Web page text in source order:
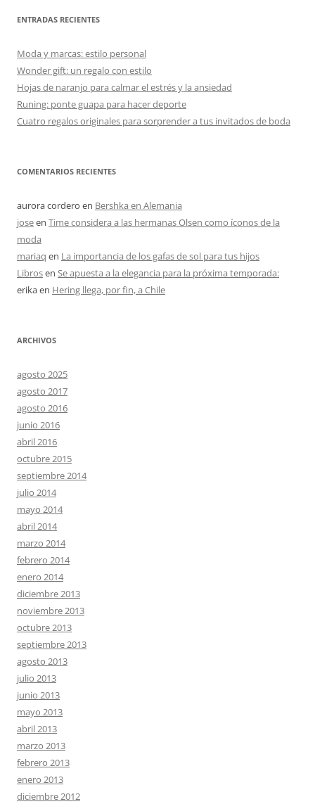
ENTRADAS RECIENTES
Moda y marcas: estilo personal
Wonder gift: un regalo con estilo
Hojas de naranjo para calmar el estrés y la ansiedad
Runing: ponte guapa para hacer deporte
Cuatro regalos originales para sorprender a tus invitados de boda
COMENTARIOS RECIENTES
aurora cordero en Bershka en Alemania
joseen Time considera a las hermanas Olsen como íconos de la
moda
mariaq en La importancia de los gafas de sol para tus hijos
Librosen Se apuesta a la elegancia para la próxima temporada:
erikaen Hering llega, por fin, a Chile
ARCHIVOS
agosto 2025
agosto 2017
agosto 2016
junio 2016
abril 2016
octubre 2015
septiembre 2014
julio 2014
mayo 2014
abril 2014
marzo 2014
febrero 2014
enero 2014
diciembre 2013
noviembre 2013
octubre 2013
septiembre 2013
agosto 2013
julio 2013
junio 2013
mayo 2013
abril 2013
marzo 2013
febrero 2013
enero 2013
diciembre 2012